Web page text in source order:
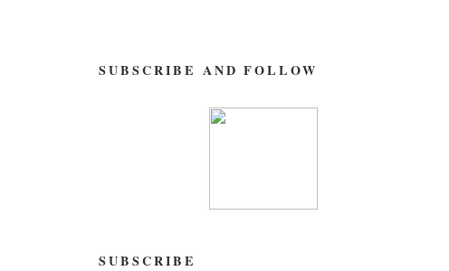
SUBSCRIBE AND FOLLOW
SUBSCRIBE